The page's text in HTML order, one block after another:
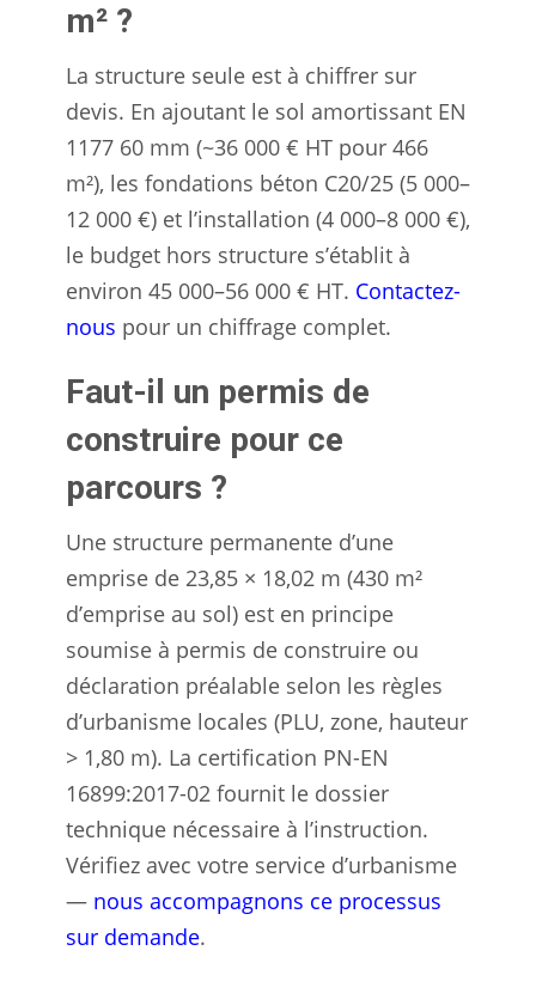
m² ?
La structure seule est à chiffrer sur
devis. En ajoutant le sol amortissant EN
1177 60 mm (~36 000 € HT pour 466
m²), les fondations béton C20/25 (5 000–
12 000 €) et l’installation (4 000–8 000 €),
le budget hors structure s’établit à
environ 45 000–56 000 € HT. Contactez-
nous pour un chiffrage complet.
Faut-il un permis de
construire pour ce
parcours ?
Une structure permanente d’une
emprise de 23,85 × 18,02 m (430 m²
d’emprise au sol) est en principe
soumise à permis de construire ou
déclaration préalable selon les règles
d’urbanisme locales (PLU, zone, hauteur
> 1,80 m). La certification PN-EN
16899:2017-02 fournit le dossier
technique nécessaire à l’instruction.
Vérifiez avec votre service d’urbanisme
— nous accompagnons ce processus
sur demande.